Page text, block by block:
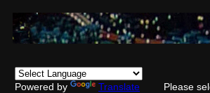
Powered by Translate Please